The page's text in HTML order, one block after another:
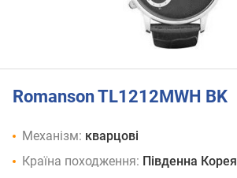
Romanson TL1212MWH BK
Механізм: кварцові
Країна походження: Південна Корея